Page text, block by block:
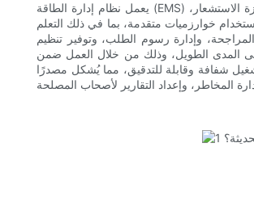
يعمل نظام إدارة الطاقة (EMS) كعقلٍ لا غنى عنه في أي منشأة حديثة لتخزين الطاقة. فهو يُحلل تدفقات البيانات الآنية من أجهزة الاستشعار،
خوارزميات متقدمة، بما في ذلك التعلم
وإدارة رسوم الطلب، وتوفير تنظيم
المدى الطويل، وذلك من خلال العمل ضمن
شفافة وقابلة للتدقيق، مما يُشكل مصدرًا